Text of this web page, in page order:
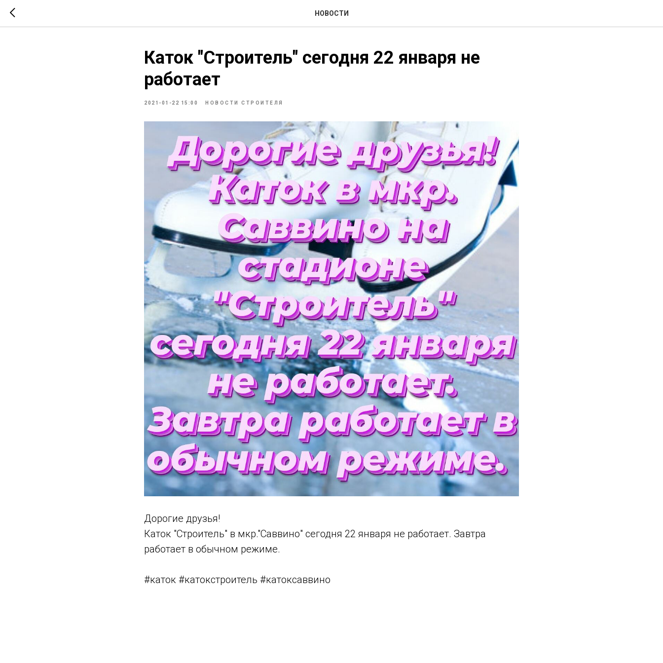
НОВОСТИ
Каток "Строитель" сегодня 22 января не
работает
2021-01-22 15:00 НОВОСТИ СТРОИТЕЛЯ
Дорогие друзья!
Каток "Строитель" в мкр."Саввино" сегодня 22 января не работает. Завтра
работает в обычном режиме.
#каток #катокстроитель #катоксаввино